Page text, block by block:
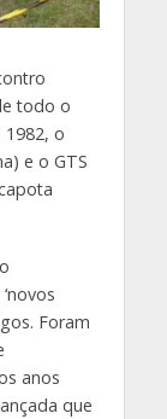
todo o
1982, o
e o GTS
Foram
anos
que